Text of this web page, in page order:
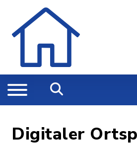
Digitaler